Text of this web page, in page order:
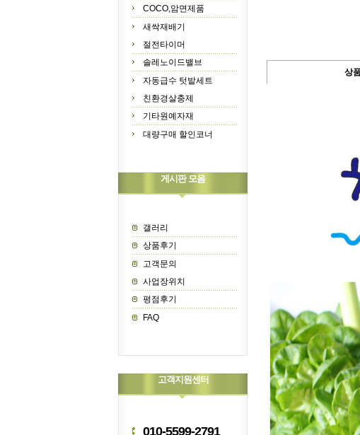
COCO,암면제품
새싹재배기
절전타이머
솔레노이드밸브
자동급수 텃밭세트
친환경살충제
기타원예자재
대량구매 할인코너
게시판 모음
갤러리
상품후기
고객문의
사업장위치
평점후기
FAQ
고객지원센터
010-5599-2791
상